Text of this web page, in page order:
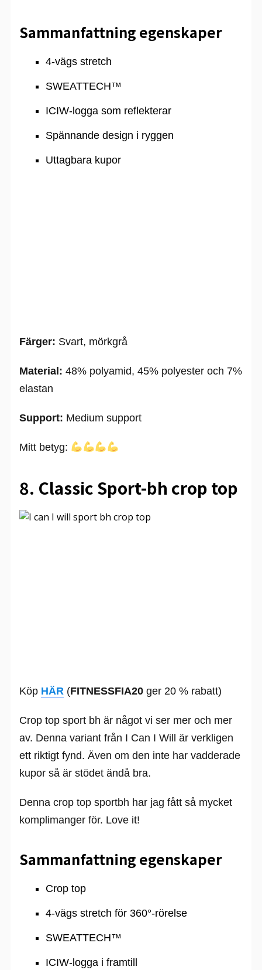
Sammanfattning egenskaper
4-vägs stretch
SWEATTECH™
ICIW-logga som reflekterar
Spännande design i ryggen
Uttagbara kupor
Färger: Svart, mörkgrå
Material: 48% polyamid, 45% polyester och 7%
elastan
Support: Medium support
Mitt betyg:
8. Classic Sport-bh crop top
Köp HÄR (FITNESSFIA20 ger 20 % rabatt)
Crop top sport bh är något vi ser mer och mer
av. Denna variant från I Can I Will är verkligen
ett riktigt fynd. Även om den inte har vadderade
kupor så är stödet ändå bra.
Denna crop top sportbh har jag fått så mycket
komplimanger för. Love it!
Sammanfattning egenskaper
Crop top
4-vägs stretch för 360°-rörelse
SWEATTECH™
ICIW-logga i framtill